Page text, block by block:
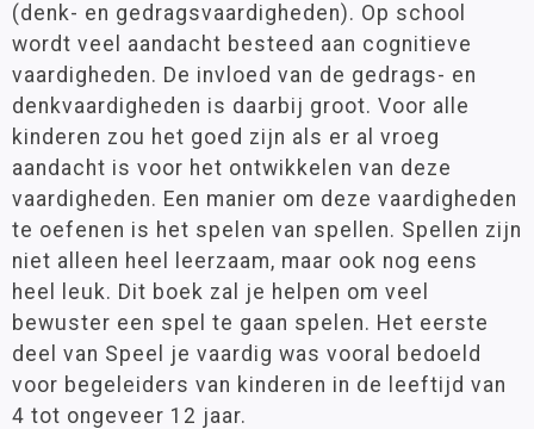
(denk- en gedragsvaardigheden). Op school
wordt veel aandacht besteed aan cognitieve
vaardigheden. De invloed van de gedrags- en
denkvaardigheden is daarbij groot. Voor alle
kinderen zou het goed zijn als er al vroeg
aandacht is voor het ontwikkelen van deze
vaardigheden. Een manier om deze vaardigheden
te oefenen is het spelen van spellen. Spellen zijn
niet alleen heel leerzaam, maar ook nog eens
heel leuk. Dit boek zal je helpen om veel
bewuster een spel te gaan spelen. Het eerste
deel van Speel je vaardig was vooral bedoeld
voor begeleiders van kinderen in de leeftijd van
4 tot ongeveer 12 jaar.